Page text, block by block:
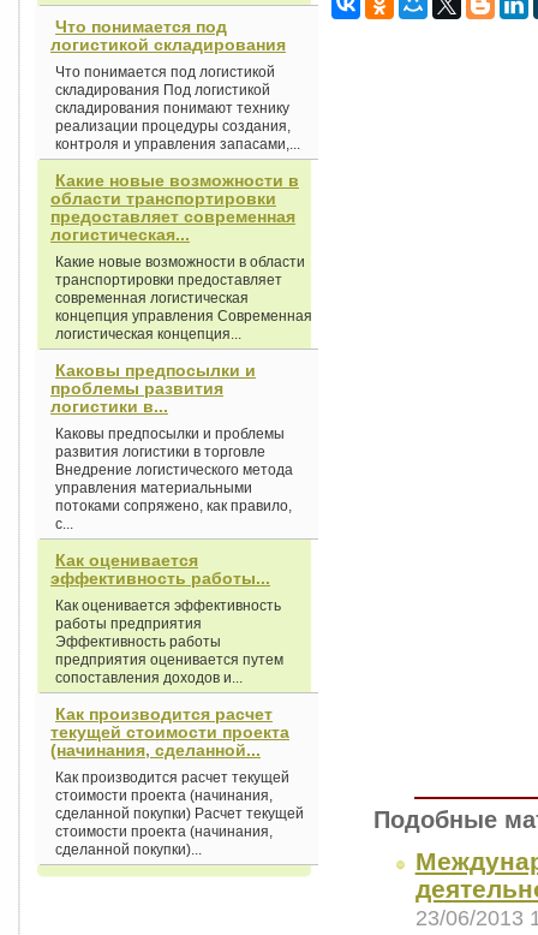
Что понимается под
логистикой складирования
Что понимается под логистикой
складирования Под логистикой
складирования понимают технику
реализации процедуры создания,
контроля и управления запасами,...
Какие новые возможности в
области транспортировки
предоставляет современная
логистическая...
Какие новые возможности в области
транспортировки предоставляет
современная логистическая
концепция управления Современная
логистическая концепция...
Каковы предпосылки и
проблемы развития
логистики в...
Каковы предпосылки и проблемы
развития логистики в торговле
Внедрение логистического метода
управления материальными
потоками сопряжено, как правило,
с...
Как оценивается
эффективность работы...
Как оценивается эффективность
работы предприятия
Эффективность работы
предприятия оценивается путем
сопоставления доходов и...
Как производится расчет
текущей стоимости проекта
(начинания, сделанной...
Как производится расчет текущей
стоимости проекта (начинания,
сделанной покупки) Расчет текущей
стоимости проекта (начинания,
сделанной покупки)...
Подобные
23/06/2013